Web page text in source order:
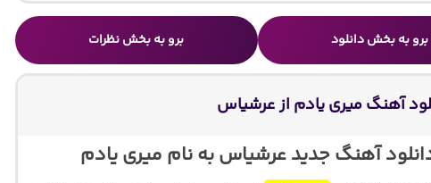
برو به بخش دانلود برو به بخش نظرات
آهنگ میری یادم از عرشیاس
آهنگ جدید عرشیاس به نام میری یادم